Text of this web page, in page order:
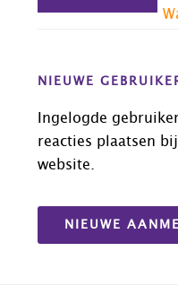
NIEUWE
Ingelogde
reacties plaatsen
website.
NIEUWE